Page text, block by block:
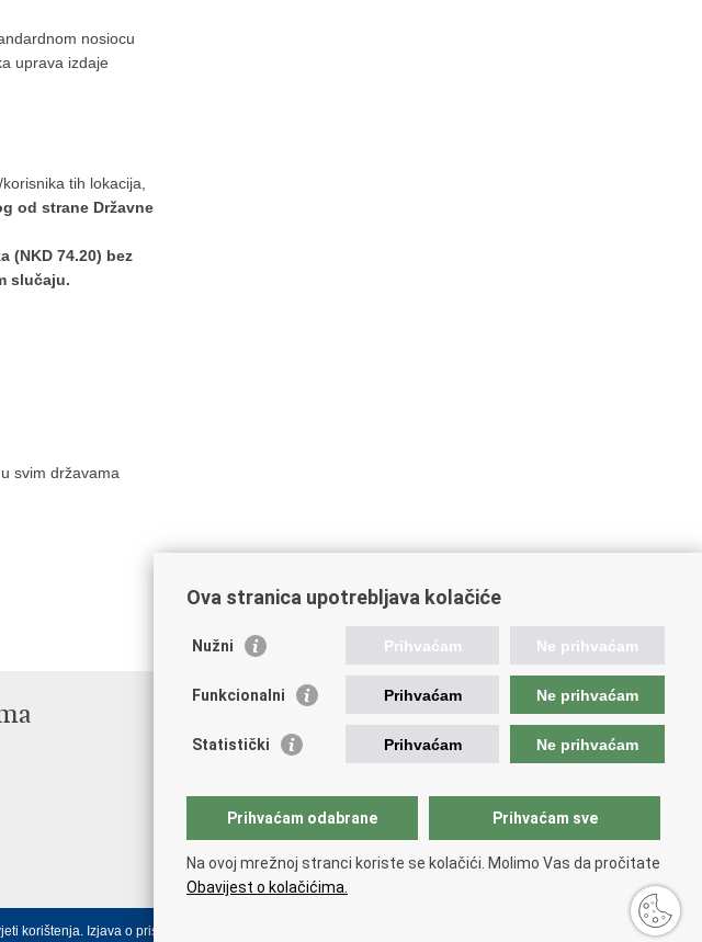
nosiocu
uprava izdaje
tih lokacija,
od strane Državne
(NKD 74.20) bez
slučaju.
svim državama
Važne poveznice
Vlada RH
Operativni program konkurentnost i kohezija
Uređena zemlja
Hrvatska komora ovlaštenih inženjera geodezije
korištenja. Izjava o pristupačnosti
Ova stranica upotrebljava kolačiće
Nužni Prihvaćam Ne prihvaćam
Funkcionalni Prihvaćam Ne prihvaćam
Statistički Prihvaćam Ne prihvaćam
Prihvaćam odabrane Prihvaćam sve
Na ovoj mrežnoj stranci koriste se kolačići. Molimo Vas da pročitate
Obavijest o kolačićima.